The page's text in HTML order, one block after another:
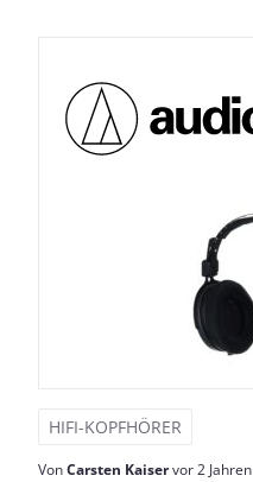
HIFI-KOPFHÖRER
VonCarsten Kaiservor 2 Jahren